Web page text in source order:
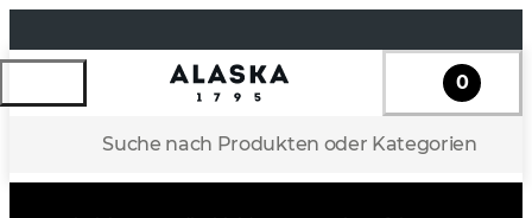
Suche nach Produkten oder Kategorien
0